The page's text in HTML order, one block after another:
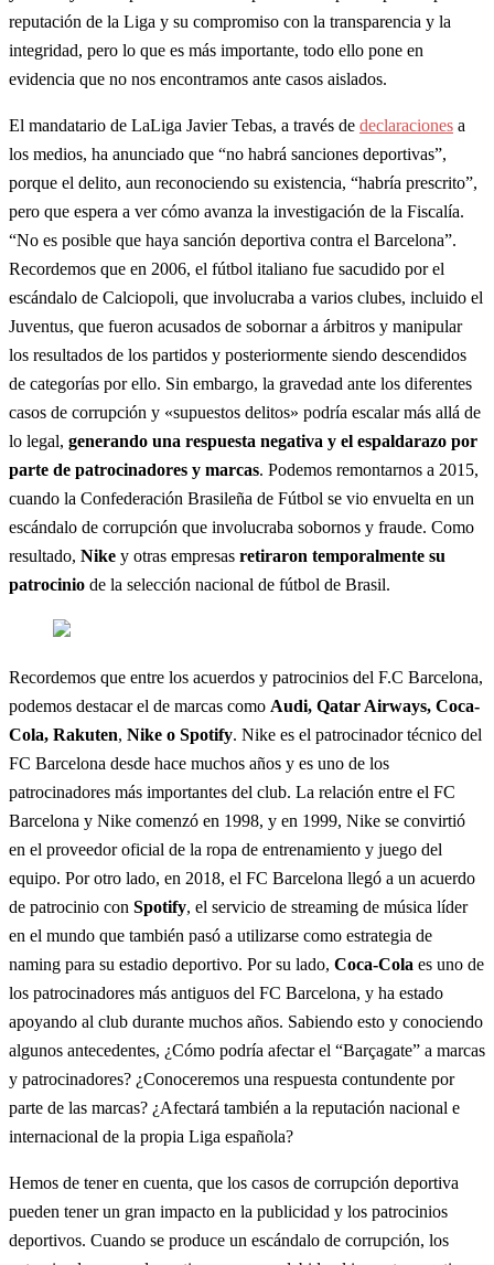
reputación de la Liga y su compromiso con la transparencia y la
integridad, pero lo que es más importante, todo ello pone en
evidencia que no nos encontramos ante casos aislados.
El mandatario de LaLiga Javier Tebas, a través de declaraciones a
los medios, ha anunciado que “no habrá sanciones deportivas”,
porque el delito, aun reconociendo su existencia, “habría prescrito”,
pero que espera a ver cómo avanza la investigación de la Fiscalía.
“No es posible que haya sanción deportiva contra el Barcelona”.
Recordemos que en 2006, el fútbol italiano fue sacudido por el
escándalo de Calciopoli, que involucraba a varios clubes, incluido el
Juventus, que fueron acusados de sobornar a árbitros y manipular
los resultados de los partidos y posteriormente siendo descendidos
de categorías por ello. Sin embargo, la gravedad ante los diferentes
casos de corrupción y «supuestos delitos» podría escalar más allá de
lo legal, generando una respuesta negativa y el espaldarazo por
parte de patrocinadores y marcas. Podemos remontarnos a 2015,
cuando la Confederación Brasileña de Fútbol se vio envuelta en un
escándalo de corrupción que involucraba sobornos y fraude. Como
resultado, Nike y otras empresas retiraron temporalmente su
patrocinio de la selección nacional de fútbol de Brasil.
Recordemos que entre los acuerdos y patrocinios del F.C Barcelona,
podemos destacar el de marcas como Audi, Qatar Airways, Coca-
Cola, Rakuten, Nike o Spotify. Nike es el patrocinador técnico del
FC Barcelona desde hace muchos años y es uno de los
patrocinadores más importantes del club. La relación entre el FC
Barcelona y Nike comenzó en 1998, y en 1999, Nike se convirtió
en el proveedor oficial de la ropa de entrenamiento y juego del
equipo. Por otro lado, en 2018, el FC Barcelona llegó a un acuerdo
de patrocinio con Spotify, el servicio de streaming de música líder
en el mundo que también pasó a utilizarse como estrategia de
naming para su estadio deportivo. Por su lado, Coca-Cola es uno de
los patrocinadores más antiguos del FC Barcelona, y ha estado
apoyando al club durante muchos años. Sabiendo esto y conociendo
algunos antecedentes, ¿Cómo podría afectar el “Barçagate” a marcas
y patrocinadores? ¿Conoceremos una respuesta contundente por
parte de las marcas? ¿Afectará también a la reputación nacional e
internacional de la propia Liga española?
Hemos de tener en cuenta, que los casos de corrupción deportiva
pueden tener un gran impacto en la publicidad y los patrocinios
deportivos. Cuando se produce un escándalo de corrupción, los